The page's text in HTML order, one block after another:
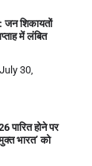
जन शिकायतों
में लंबित
July 30,
पारित होने पर
भारत’ को